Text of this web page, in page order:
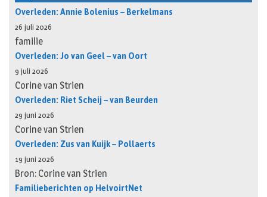
Overleden: Annie Bolenius – Berkelmans
26 juli 2026
familie
Overleden: Jo van Geel – van Oort
9 juli 2026
Corine van Strien
Overleden: Riet Scheij – van Beurden
29 juni 2026
Corine van Strien
Overleden: Zus van Kuijk – Pollaerts
19 juni 2026
Bron: Corine van Strien
Familieberichten op HelvoirtNet